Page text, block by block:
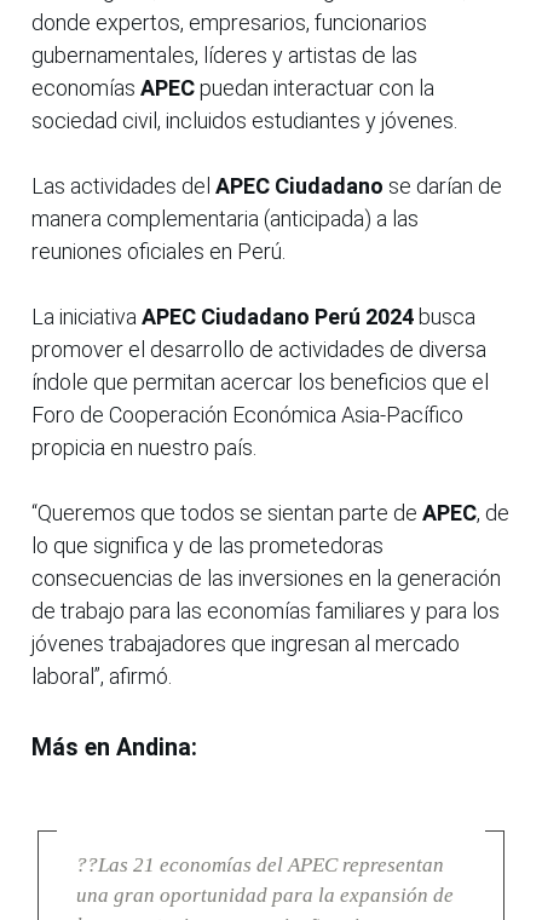
donde expertos, empresarios, funcionarios
gubernamentales, líderes y artistas de las
economías APECpuedan interactuar con la
sociedad civil, incluidos estudiantes y jóvenes.
Las actividades del APEC Ciudadano se darían de
manera complementaria (anticipada) a las
reuniones oficiales en Perú.
La iniciativaAPEC Ciudadano Perú 2024 busca
promover el desarrollo de actividades de diversa
índole que permitan acercar los beneficios que el
Foro de Cooperación Económica Asia-Pacífico
propicia en nuestro país.
“Queremos que todos se sientan parte de APEC, de
lo que significa y de las prometedoras
consecuencias de las inversiones en la generación
de trabajo para las economías familiares y para los
jóvenes trabajadores que ingresan al mercado
laboral”, afirmó.
Más en Andina:
??Las 21 economías del APEC representan
una gran oportunidad para la expansión de